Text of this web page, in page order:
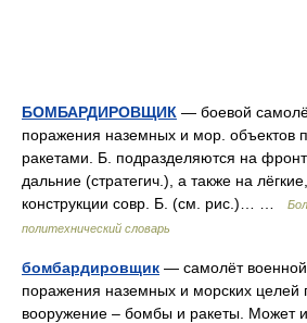
БОМБАРДИРОВЩИК — боевой
поражения наземных и мор. объектов
ракетами. Б. подразделяются на
дальние (стратегич.), а также на
конструкции совр. Б. (см. рис.)… …
политехнический словарь
бомбардировщик — самолёт
поражения наземных и морских целей
вооружение – бомбы и ракеты. Может